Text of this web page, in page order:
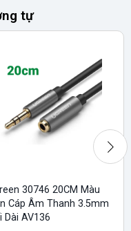
tự
30746 20CM Màu
Cáp Âm Thanh 3.5mm
Dài AV136